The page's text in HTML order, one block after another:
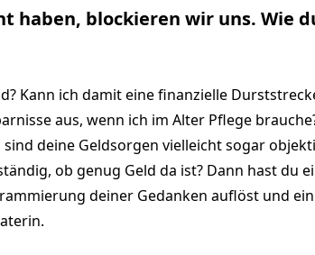
haben, blockieren wir uns. Wie
Kann ich damit eine finanzielle
aus, wenn ich im Alter Pflege
sind deine Geldsorgen vielleicht sogar
ob genug Geld da ist? Dann hast du
deiner Gedanken auflöst und